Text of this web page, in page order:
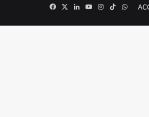
Facebook
X LinkedinYouTubeInstagram
TikTok